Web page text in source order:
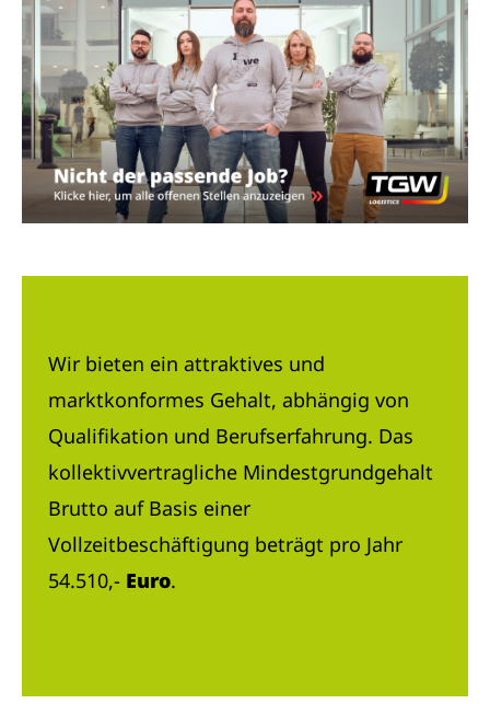
Wir bieten ein attraktives und
marktkonformes Gehalt, abhängig von
Qualifikation und Berufserfahrung. Das
kollektivvertragliche Mindestgrundgehalt
Brutto auf Basis einer
Vollzeitbeschäftigung beträgt pro Jahr
54.510,- Euro.